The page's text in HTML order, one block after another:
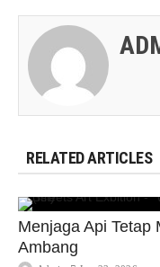
RELATED ARTICLES
Menjaga Api Tetap
Ambang